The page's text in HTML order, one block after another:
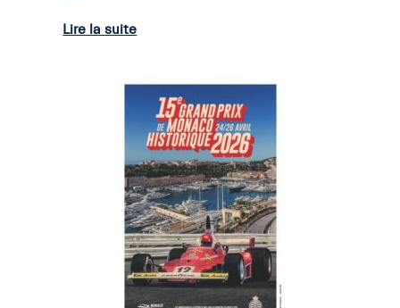
Lire la suite